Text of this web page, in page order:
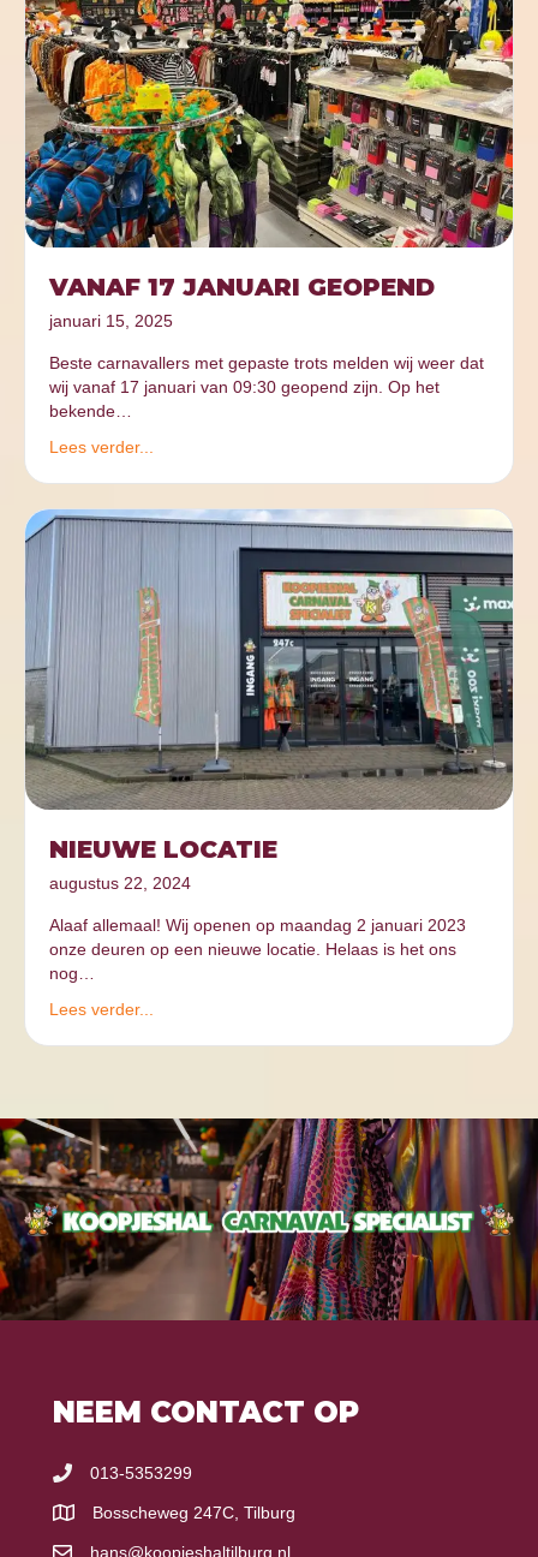
VANAF 17 JANUARI GEOPEND
januari 15, 2025
Beste carnavallers met gepaste trots melden wij weer dat
wij vanaf 17 januari van 09:30 geopend zijn. Op het
bekende…
Lees verder...
NIEUWE LOCATIE
augustus 22, 2024
Alaaf allemaal! Wij openen op maandag 2 januari 2023
onze deuren op een nieuwe locatie. Helaas is het ons
nog…
Lees verder...
NEEM CONTACT OP
013-5353299
Bosscheweg 247C, Tilburg
hans@koopjeshaltilburg.nl